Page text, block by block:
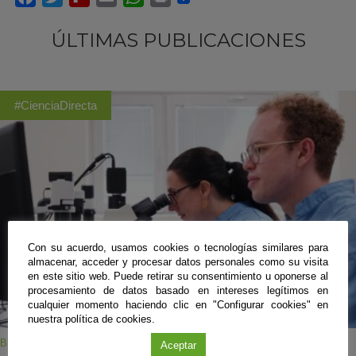
ÚLTIMAS PUBLICACIONES
#CienciaDirecta
Biomedicina
Con su acuerdo, usamos cookies o tecnologías similares para
almacenar, acceder y procesar datos personales como su visita
en este sitio web. Puede retirar su consentimiento u oponerse al
procesamiento de datos basado en intereses legítimos en
cualquier momento haciendo clic en "Configurar cookies" en
nuestra política de cookies.
Aceptar